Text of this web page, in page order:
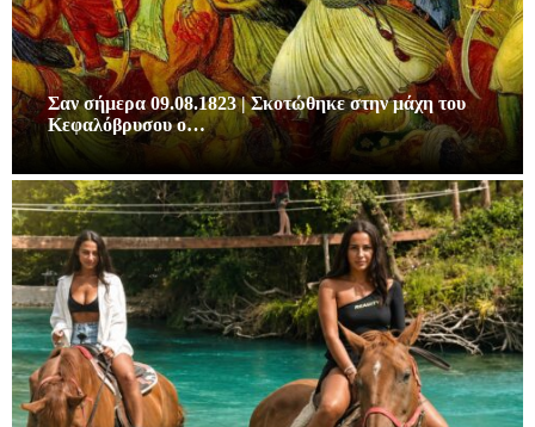
Σαν σήμερα 09.08.1823 | Σκοτώθηκε στην μάχη του
Κεφαλόβρυσου ο…